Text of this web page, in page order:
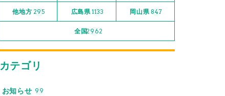
他地方 295 広島県1133 岡山県 847
全国2962
カテゴリ
お知らせ 99